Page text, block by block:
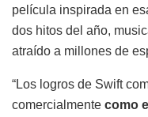
película inspirada en
dos hitos del año,
atraído a millones de
“Los logros de Swift
comercialmente como